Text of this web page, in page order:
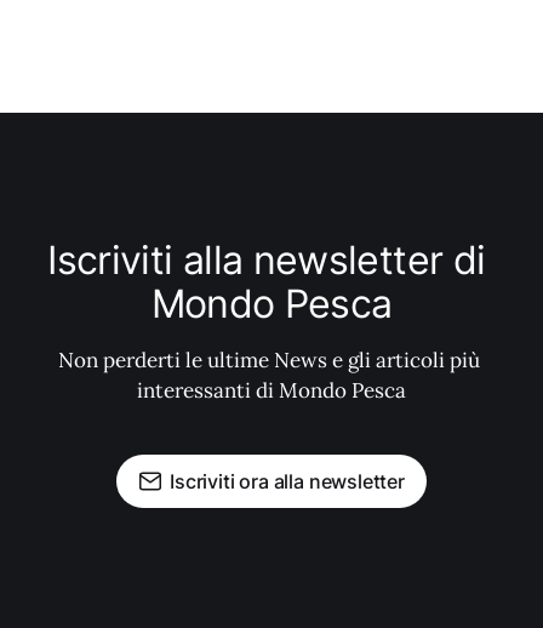
Iscriviti alla newsletter di
Mondo Pesca
Non perderti le ultime News e gli articoli più
interessanti di Mondo Pesca
Iscriviti ora alla newsletter